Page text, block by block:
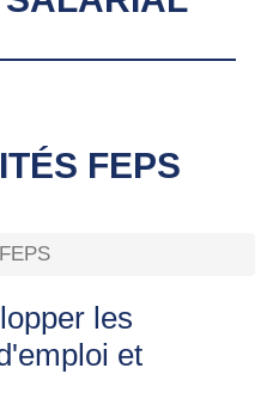
FEPS
les
et